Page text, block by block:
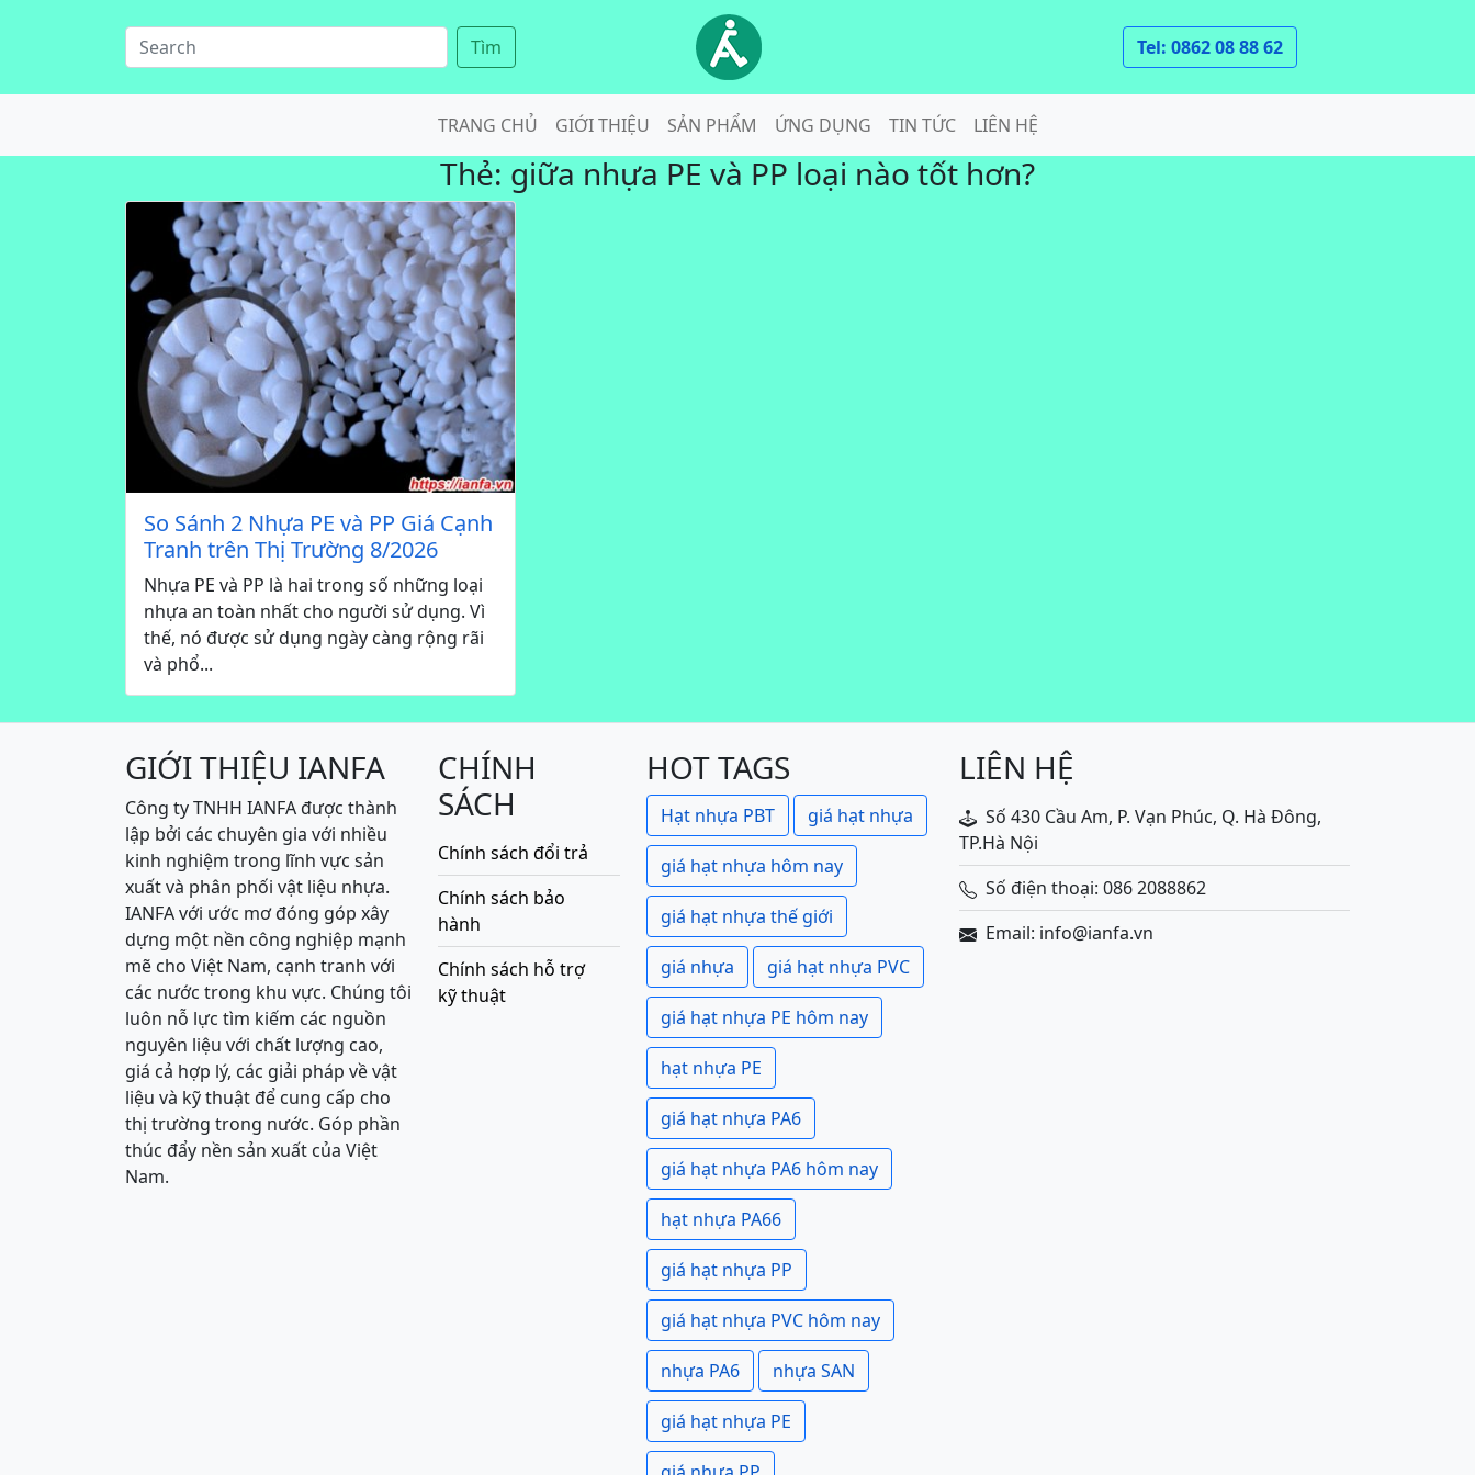
Tìm Tel: 0862 08 88 62
TRANG CHỦ GIỚI THIỆU SẢN PHẨM ỨNG DỤNG TIN TỨC LIÊN HỆ
Thẻ: giữa nhựa PE và PP loại nào tốt hơn?
So Sánh 2 Nhựa PE và PP Giá Cạnh
Tranh trên Thị Trường 8/2026
Nhựa PE và PP là hai trong số những loại
nhựa an toàn nhất cho người sử dụng. Vì
thế, nó được sử dụng ngày càng rộng rãi
và phổ...
GIỚI THIỆU IANFA
Công ty TNHH IANFA được thành
lập bởi các chuyên gia với nhiều
kinh nghiệm trong lĩnh vực sản
xuất và phân phối vật liệu nhựa.
IANFA với ước mơ đóng góp xây
dựng một nền công nghiệp mạnh
mẽ cho Việt Nam, cạnh tranh với
các nước trong khu vực. Chúng tôi
luôn nỗ lực tìm kiếm các nguồn
nguyên liệu với chất lượng cao,
giá cả hợp lý, các giải pháp về vật
liệu và kỹ thuật để cung cấp cho
thị trường trong nước. Góp phần
thúc đẩy nền sản xuất của Việt
Nam.
CHÍNH
SÁCH
Chính sách đổi trả
Chính sách bảo
hành
Chính sách hỗ trợ
kỹ thuật
HOT TAGS
Hạt nhựa PBT giá hạt nhựa
giá hạt nhựa hôm nay
giá hạt nhựa thế giới
giá nhựa giá hạt nhựa PVC
giá hạt nhựa PE hôm nay
hạt nhựa PE
giá hạt nhựa PA6
giá hạt nhựa PA6 hôm nay
hạt nhựa PA66
giá hạt nhựa PP
giá hạt nhựa PVC hôm nay
nhựa PA6 nhựa SAN
giá hạt nhựa PE
LIÊN HỆ
Số 430 Cầu Am, P. Vạn Phúc, Q. Hà Đông,
TP.Hà Nội
Số điện thoại: 086 2088862
Email: info@ianfa.vn